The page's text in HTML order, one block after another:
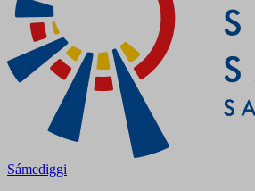
Sámediggi